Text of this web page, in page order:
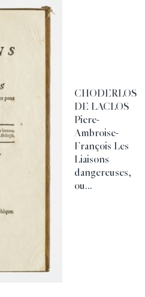
CHODERLOS
DE LACLOS
Piere-
Ambroise-
François Les
Liaisons
dangereuses,
ou...